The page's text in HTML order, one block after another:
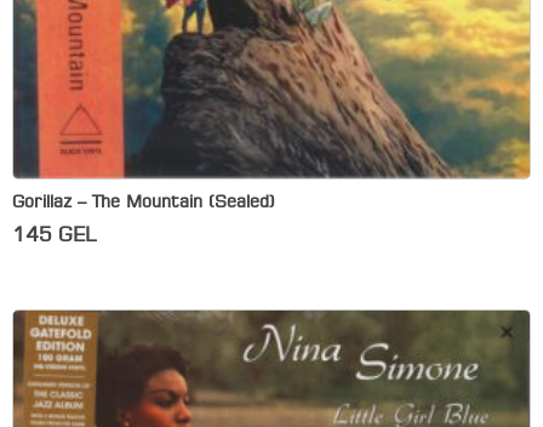
Gorillaz – The Mountain (Sealed)
145 GEL